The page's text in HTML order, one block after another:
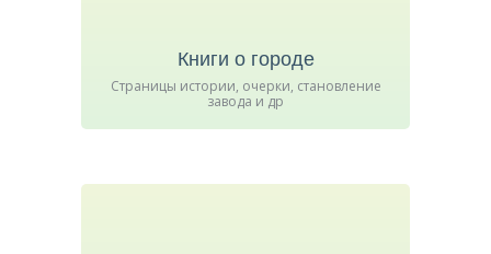
Книги о городе
Страницы истории, очерки, становление
завода и др